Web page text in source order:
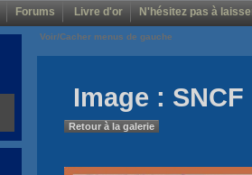
Forums Livre d'or N'hésitez pas à
Voir/Cacher menus de gauche
Image :
Retour à la galerie